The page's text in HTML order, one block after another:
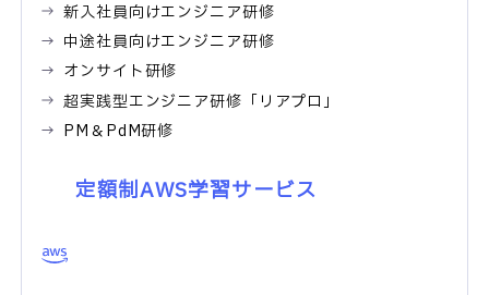
新入社員向けエンジニア研修
中途社員向けエンジニア研修
オンサイト研修
超実践型エンジニア研修「リアプロ」
PM＆PdM研修
定額制AWS学習サービス